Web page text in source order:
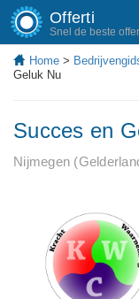
Offerti
Snel de beste
Home >
Geluk Nu
Succes en
Nijmegen